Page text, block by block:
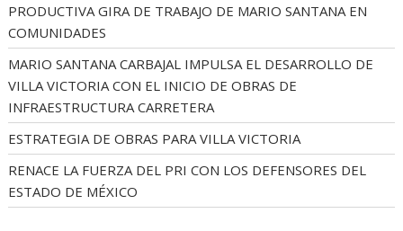
PRODUCTIVA GIRA DE TRABAJO DE MARIO SANTANA EN
COMUNIDADES
MARIO SANTANA CARBAJAL IMPULSA EL DESARROLLO DE
VILLA VICTORIA CON EL INICIO DE OBRAS DE
INFRAESTRUCTURA CARRETERA
ESTRATEGIA DE OBRAS PARA VILLA VICTORIA
RENACE LA FUERZA DEL PRI CON LOS DEFENSORES DEL
ESTADO DE MÉXICO